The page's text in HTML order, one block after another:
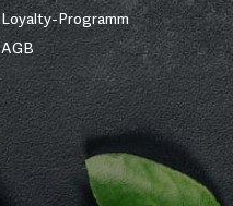
Loyalty-Programm
AGB